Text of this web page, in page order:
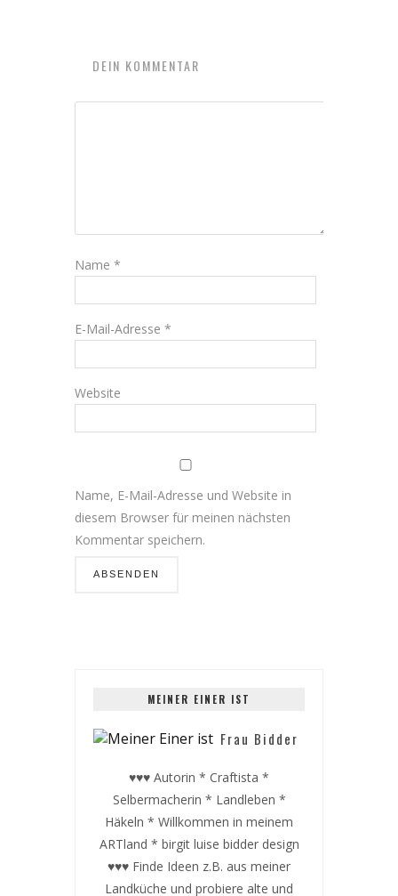
DEIN KOMMENTAR
Name *
E-Mail-Adresse *
Website
Name, E-Mail-Adresse und Website in
diesem Browser für meinen nächsten
Kommentar speichern.
MEINER EINER IST
Frau Bidder
♥♥♥ Autorin * Craftista *
Selbermacherin * Landleben *
Häkeln * Willkommen in meinem
ARTland * birgit luise bidder design
♥♥♥ Finde Ideen z.B. aus meiner
Landküche und probiere alte und